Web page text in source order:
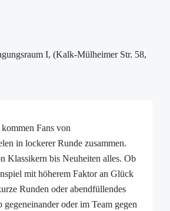
I, (Kalk-Mülheimer Str. 58,
Fans von
in lockerer Runde zusammen.
Klassikern bis Neuheiten alles. Ob
mit höherem Faktor an Glück
Runden oder abendfüllendes
gegeneinander oder im Team gegen